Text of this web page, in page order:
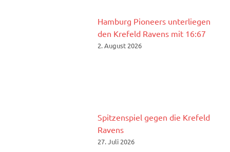
Hamburg Pioneers unterliegen
den Krefeld Ravens mit 16:67
2. August 2026
Spitzenspiel gegen die Krefeld
Ravens
27. Juli 2026